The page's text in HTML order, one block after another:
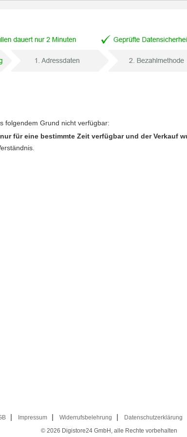
folgendem Grund nicht verfügbar:
für eine bestimmte Zeit verfügbar und der Verkauf
Impressum Widerrufsbelehrung Datenschutzerklärung
© 2026 Digistore24 GmbH, alle Rechte vorbehalten